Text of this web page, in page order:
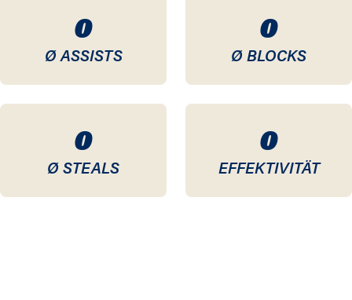
0
Ø ASSISTS
0
Ø BLOCKS
0
Ø STEALS
0
EFFEKTIVITÄT